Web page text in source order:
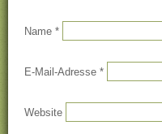
Name *
E-Mail-Adresse *
Website